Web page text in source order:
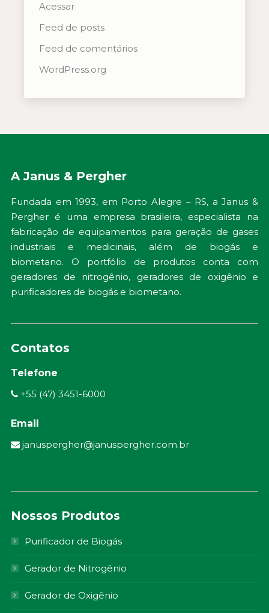
Acessar
Feed de posts
Feed de comentários
WordPress.org
A Janus & Pergher
Fundada em 1993, em Porto Alegre – RS, a Janus &
Pergher é uma empresa brasileira, especialista na
fabricação de equipamentos para geração de gases
industriais e medicinais, além de biogás e
biometano. O portfólio de produtos conta com
geradores de nitrogênio, geradores de oxigênio e
purificadores de biogás e biometano.
Contatos
Telefone
+55 (47) 3451-6000
Email
januspergher@januspergher.com.br
Nossos Produtos
Purificador de Biogás
Gerador de Nitrogênio
Gerador de Oxigênio